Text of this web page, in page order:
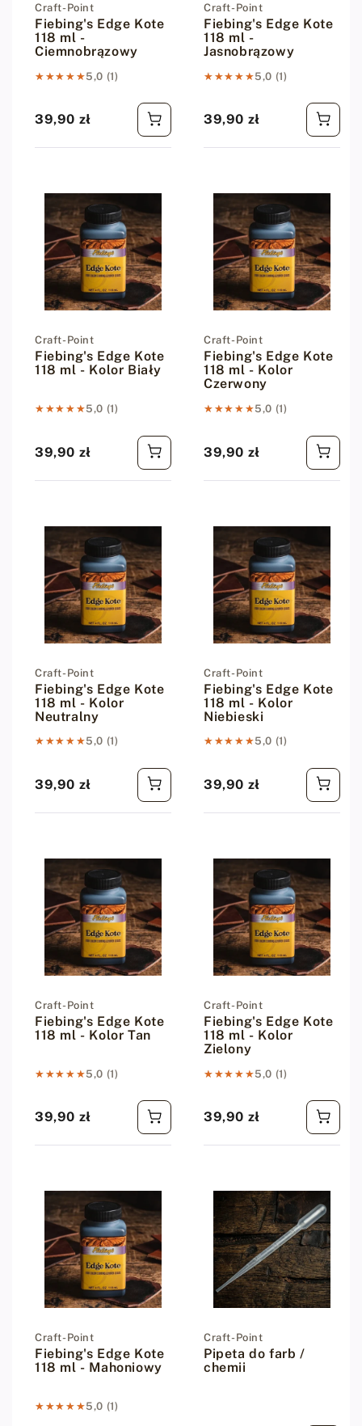
Dostawca:
Craft-Point
Fiebing's Edge Kote
118 ml -
Ciemnobrązowy
★★★★★
★★★★★5,0 (1)
Cena regularna
39,90 zł
Dostawca:
Craft-Point
Fiebing's Edge Kote
118 ml -
Jasnobrązowy
★★★★★
★★★★★5,0 (1)
Cena regularna
39,90 zł
Dostawca:
Craft-Point
Fiebing's Edge Kote
118 ml - Kolor Biały
★★★★★
★★★★★5,0 (1)
Cena regularna
39,90 zł
Dostawca:
Craft-Point
Fiebing's Edge Kote
118 ml - Kolor
Czerwony
★★★★★
★★★★★5,0 (1)
Cena regularna
39,90 zł
Dostawca:
Craft-Point
Fiebing's Edge Kote
118 ml - Kolor
Neutralny
★★★★★
★★★★★5,0 (1)
Cena regularna
39,90 zł
Dostawca:
Craft-Point
Fiebing's Edge Kote
118 ml - Kolor
Niebieski
★★★★★
★★★★★5,0 (1)
Cena regularna
39,90 zł
Dostawca:
Craft-Point
Fiebing's Edge Kote
118 ml - Kolor Tan
★★★★★
★★★★★5,0 (1)
Cena regularna
39,90 zł
Dostawca:
Craft-Point
Fiebing's Edge Kote
118 ml - Kolor
Zielony
★★★★★
★★★★★5,0 (1)
Cena regularna
39,90 zł
Dostawca:
Craft-Point
Fiebing's Edge Kote
118 ml - Mahoniowy
★★★★★
★★★★★5,0 (1)
Dostawca:
Craft-Point
Pipeta do farb /
chemii